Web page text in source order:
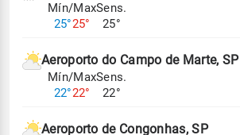
Mín/Max
25°25°
Sens.
25°
Aeroporto do Campo de Marte, SP
Mín/Max
22°22°
Sens.
22°
Aeroporto de Congonhas, SP